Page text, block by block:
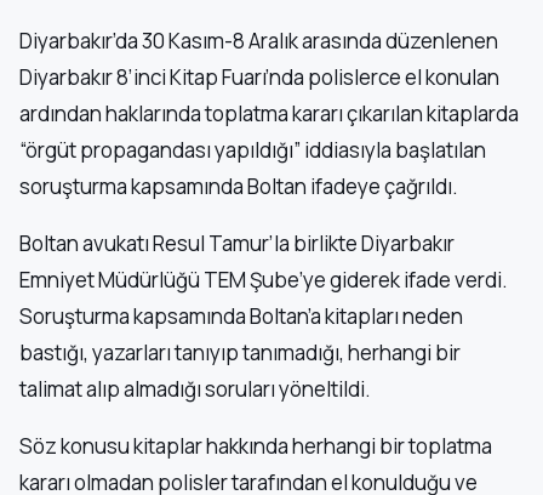
Diyarbakır’da 30 Kasım-8 Aralık arasında düzenlenen
Diyarbakır 8’inci Kitap Fuarı’nda polislerce el konulan
ardından haklarında toplatma kararı çıkarılan kitaplarda
“örgüt propagandası yapıldığı” iddiasıyla başlatılan
soruşturma kapsamında Boltan ifadeye çağrıldı.
Boltan avukatı Resul Tamur’la birlikte Diyarbakır
Emniyet Müdürlüğü TEM Şube’ye giderek ifade verdi.
Soruşturma kapsamında Boltan’a kitapları neden
bastığı, yazarları tanıyıp tanımadığı, herhangi bir
talimat alıp almadığı soruları yöneltildi.
Söz konusu kitaplar hakkında herhangi bir toplatma
kararı olmadan polisler tarafından el konulduğu ve